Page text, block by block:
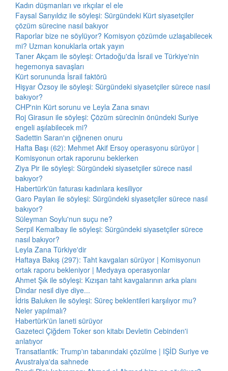
Kadın düşmanları ve ırkçılar el ele
Faysal Sarıyıldız ile söyleşi: Sürgündeki Kürt siyasetçiler
çözüm sürecine nasıl bakıyor
Raporlar bize ne söylüyor? Komisyon çözümde uzlaşabilecek
mi? Uzman konuklarla ortak yayın
Taner Akçam ile söyleşi: Ortadoğu'da İsrail ve Türkiye'nin
hegemonya savaşları
Kürt sorununda İsrail faktörü
Hişyar Özsoy ile söyleşi: Sürgündeki siyasetçiler sürece nasıl
bakıyor?
CHP'nin Kürt sorunu ve Leyla Zana sınavı
Roj Girasun ile söyleşi: Çözüm sürecinin önündeki Suriye
engeli aşılabilecek mi?
Sadettin Saran'ın çiğnenen onuru
Hafta Başı (62): Mehmet Akif Ersoy operasyonu sürüyor |
Komisyonun ortak raporunu beklerken
Ziya Pir ile söyleşi: Sürgündeki siyasetçiler sürece nasıl
bakıyor?
Habertürk'ün faturası kadınlara kesiliyor
Garo Paylan ile söyleşi: Sürgündeki siyasetçiler sürece nasıl
bakıyor?
Süleyman Soylu'nun suçu ne?
Serpil Kemalbay ile söyleşi: Sürgündeki siyasetçiler sürece
nasıl bakıyor?
Leyla Zana Türkiye'dir
Haftaya Bakış (297): Taht kavgaları sürüyor | Komisyonun
ortak raporu bekleniyor | Medyaya operasyonlar
Ahmet Şık ile söyleşi: Kızışan taht kavgalarının arka planı
Dindar nesil diye diye...
İdris Baluken ile söyleşi: Süreç beklentileri karşılıyor mu?
Neler yapılmalı?
Habertürk'ün laneti sürüyor
Gazeteci Çiğdem Toker son kitabı Devletin Cebinden'i
anlatıyor
Transatlantik: Trump'ın tabanındaki çözülme | IŞİD Suriye ve
Avustralya'da sahnede